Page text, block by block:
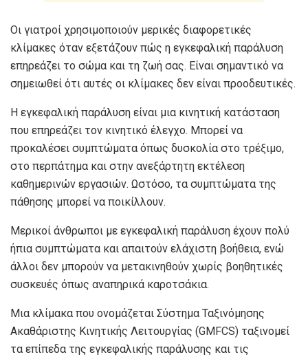
Οι γιατροί χρησιμοποιούν μερικές διαφορετικές
κλίμακες όταν εξετάζουν πώς η εγκεφαλική παράλυση
επηρεάζει το σώμα και τη ζωή σας. Είναι σημαντικό να
σημειωθεί ότι αυτές οι κλίμακες δεν είναι προοδευτικές.
Η εγκεφαλική παράλυση είναι μια κινητική κατάσταση
που επηρεάζει τον κινητικό έλεγχο. Μπορεί να
προκαλέσει συμπτώματα όπως δυσκολία στο τρέξιμο,
στο περπάτημα και στην ανεξάρτητη εκτέλεση
καθημερινών εργασιών. Ωστόσο, τα συμπτώματα της
πάθησης μπορεί να ποικίλλουν.
Μερικοί άνθρωποι με εγκεφαλική παράλυση έχουν πολύ
ήπια συμπτώματα και απαιτούν ελάχιστη βοήθεια, ενώ
άλλοι δεν μπορούν να μετακινηθούν χωρίς βοηθητικές
συσκευές όπως αναπηρικά καροτσάκια.
Μια κλίμακα που ονομάζεται Σύστημα Ταξινόμησης
Ακαθάριστης Κινητικής Λειτουργίας (GMFCS) ταξινομεί
τα επίπεδα της εγκεφαλικής παράλυσης και τις